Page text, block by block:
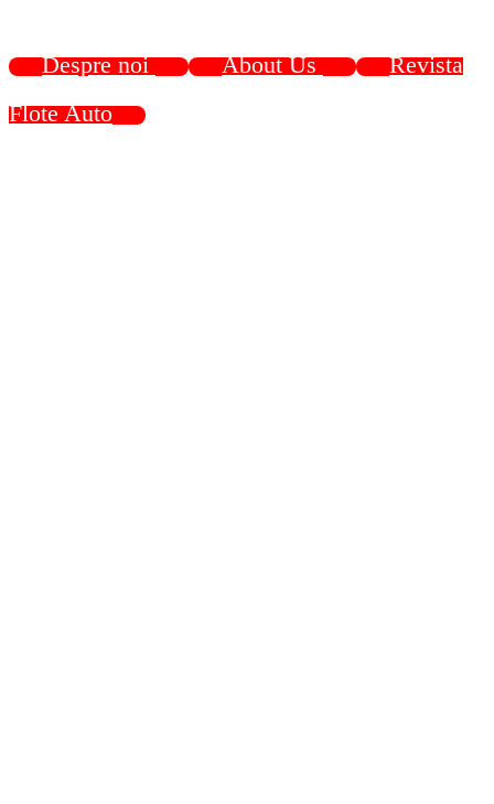
Despre noi About Us
Revista
Flote Auto